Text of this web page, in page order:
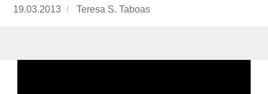
Publicado
19.03.2013 https://www.experimenta.es/author/
Teresa S. Taboas